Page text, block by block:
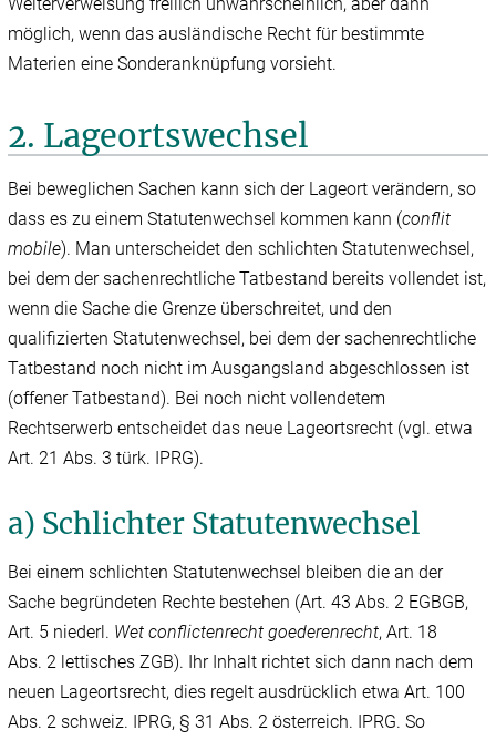
Weiterverweisung freilich unwahrscheinlich, aber dann
möglich, wenn das ausländische Recht für bestimmte
Materien eine Sonderanknüpfung vorsieht.
2. Lageortswechsel
Bei beweglichen Sachen kann sich der Lageort verändern, so
dass es zu einem Statutenwechsel kommen kann (conflit
mobile). Man unterscheidet den schlichten Statutenwechsel,
bei dem der sachenrechtliche Tatbestand bereits vollendet ist,
wenn die Sache die Grenze überschreitet, und den
qualifizierten Statutenwechsel, bei dem der sachenrechtliche
Tatbestand noch nicht im Ausgangsland abgeschlossen ist
(offener Tatbestand). Bei noch nicht vollendetem
Rechtserwerb entscheidet das neue Lageortsrecht (vgl. etwa
Art. 21 Abs. 3 türk. IPRG).
a) Schlichter Statutenwechsel
Bei einem schlichten Statutenwechsel bleiben die an der
Sache begründeten Rechte bestehen (Art. 43 Abs. 2 EGBGB,
Art. 5 niederl. Wet conflictenrecht goederenrecht, Art. 18
Abs. 2 lettisches ZGB). Ihr Inhalt richtet sich dann nach dem
neuen Lageortsrecht, dies regelt ausdrücklich etwa Art. 100
Abs. 2 schweiz. IPRG, § 31 Abs. 2 österreich. IPRG. So